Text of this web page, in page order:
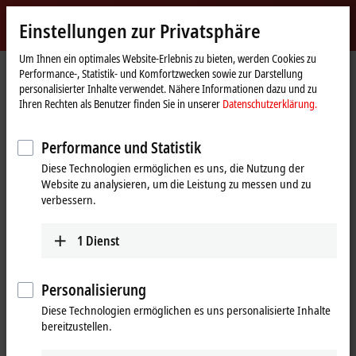
Beckhoff
-
New
Automation
Technology
myBeckhoff
StartseiteProdukte MX-System MX-System-spezifisches Zubehör
MX-System-spezifisches Zubehör
Tabellarische Produktübersicht Produktfinder
Komplettiert das Gesamtsystem
sichere, zuverlässige und flexible Installation benötigt wird:
hochwertige vorkonfektionierte Leitungen in verschiedenen
Ausführungen, passende Steckverbinder und Kabel für Konfektionen
im Feld, sowie Steckplatzabdeckungen zum Schutz ungenutzter
Einstellungen zur Privatsphäre
Um Ihnen ein optimales Website-Erlebnis zu bieten, werden Cookies zu
Performance-, Statistik- und Komfortzwecken sowie zur Darstellung
personalisierter Inhalte verwendet. Nähere Informationen dazu und zu
Ihren Rechten als Benutzer finden Sie in unserer Datenschutzerklärung.
Performance und Statistik
Diese Technologien ermöglichen es uns, die Nutzung der
Website zu analysieren, um die Leistung zu messen und zu
verbessern.
1 Dienst
Personalisierung
Diese Technologien ermöglichen es uns personalisierte Inhalte
bereitzustellen.